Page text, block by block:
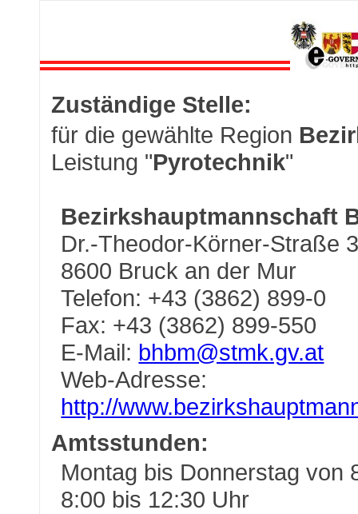
Zuständige Stelle:
für die gewählte Region
Leistung "Pyrotechnik"
Bezirkshauptmannschaft
Dr.-Theodor-Körner-Straße
8600 Bruck an der Mur
Telefon: +43 (3862) 899-0
Fax: +43 (3862) 899-550
E-Mail: bhbm@stmk.gv.at
Web-Adresse:
http://
Amtsstunden:
Montag bis Donnerstag von
8:00 bis 12:30 Uhr